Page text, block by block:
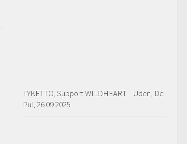
TYKETTO, Support WILDHEART – Uden, De
Pul, 26.09.2025